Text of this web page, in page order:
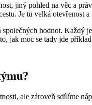
jiný pohled na věc a
Je tu velká otevřenost
hodnot. Každý
jak moc se tady jde
ale zároveň sdílíme